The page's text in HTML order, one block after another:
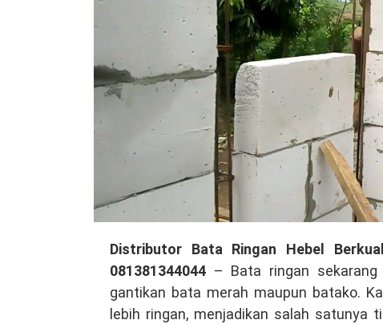
Distributor
Bata
Ringan
Hebel
Distributor Bata Ringan Hebel
081381344044 – Bata ringan
gantikan bata merah maupun batako.
lebih ringan, menjadikan salah satunya